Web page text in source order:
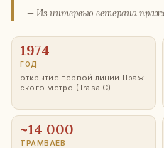
— Из ин­тер­вью ве­те­ра­на
1974
ГОД
от­кры­тие первой линии Праж­
ско­го метро (Trasa C)
~14 000
ТРАМ­ВА­ЕВ